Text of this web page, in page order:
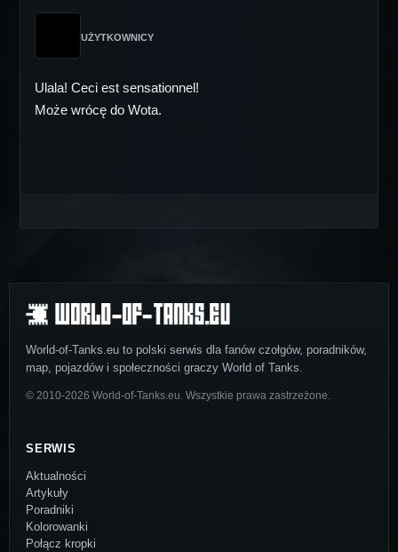
UŻYTKOWNICY
Ulala! Ceci est sensationnel!
Może wrócę do Wota.
World-of-Tanks.eu to polski serwis dla fanów czołgów, poradników,
map, pojazdów i społeczności graczy World of Tanks.
© 2010-2026 World-of-Tanks.eu. Wszystkie prawa zastrzeżone.
SERWIS
Aktualności
Artykuły
Poradniki
Kolorowanki
Połącz kropki